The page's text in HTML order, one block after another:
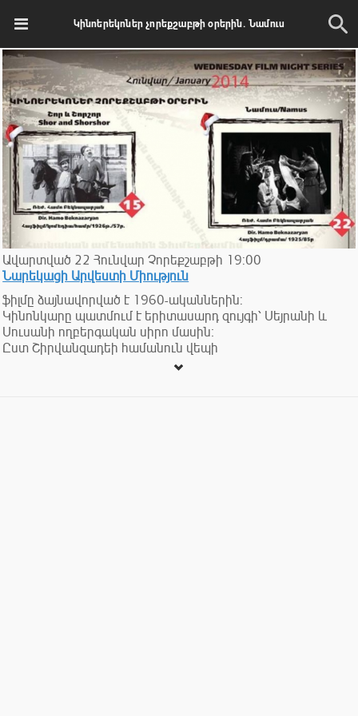
Կինոերեկոներ չորեքշաբթի օրերին. Նամուս
Ավարտված 22 Հունվար Չորեքշաբթի 19:00
Նարեկացի Արվեստի Միություն
ֆիլմը ձայնավորված է 1960-ականներին:
Կինոնկարը պատմում է երիտասարդ զույգի՝ Սեյրանի և
Սուսանի ողբերգական սիրո մասին։
Ըստ Շիրվանզադեի համանուն վեպի